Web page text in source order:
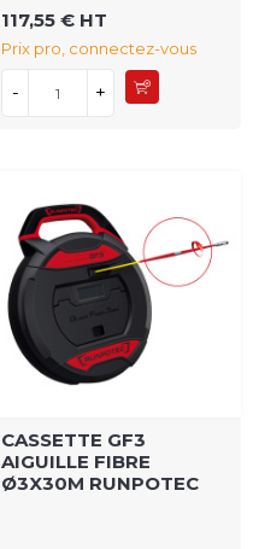
117,55 € HT
Prix pro, connectez-vous
- +
CASSETTE GF3
AIGUILLE FIBRE
Ø3X30M RUNPOTEC